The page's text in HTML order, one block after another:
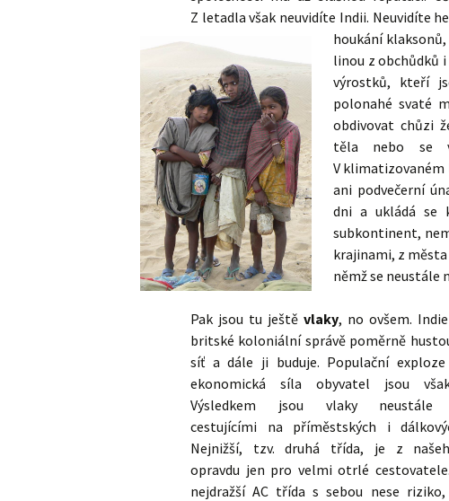
Toyota
Toyota
Indické safari
Z letadla však neuvidíte Indii. Neuvidíte
houkání
linou z obchůdků
výrostků, kteří
polonahé svaté
obdivovat chůzi
těla nebo se
V klimatizovaném
ani podvečerní
dni a ukládá se
subkontinent,
krajinami, z
němž se neustále
Pak jsou tu ještě vlaky, no ovšem.
britské koloniální správě poměrně
síť a dále ji buduje. Populační
ekonomická síla obyvatel jsou
Výsledkem jsou vlaky neustále
cestujícími na příměstských i
Nejnižší, tzv. druhá třída, je z
opravdu jen pro velmi otrlé
nejdražší AC třída s sebou nese